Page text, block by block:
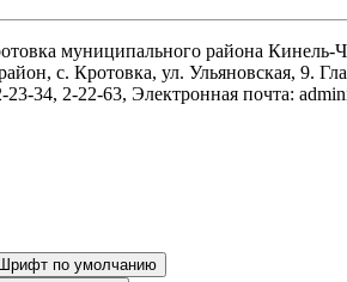
муниципального района Кинель-
с. Кротовка, ул. Ульяновская, 9.
23-34, 2-22-63, Электронная почта:
по умолчанию